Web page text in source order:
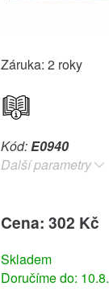
Záruka: 2 roky
Kód:E0940
Další parametry
Cena: 302 Kč
Skladem
Doručíme do: 10.8.